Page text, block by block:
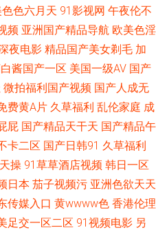
美女视频 免费一二三区 草草影院三
交 午夜影院欧美 www久草 国产A√
91网页免费入口 另类专区综合 超碰
啊v网站 久草色福利 欧美性爱做五
豆花91网 亚洲免费日批视频 www91
中文字幕日产av 国产深夜福利 香蕉
色六月天 91影视网 午夜伦不
频 亚洲国产精品导航 欧美色淫
夜电影 精品国产美女剃毛 加
酱国产一区 美国一级AV 国产
微拍福利国产视频 国产人成无
费黄A片 久草福利 乱伦家庭 成
屁 国产精品天干天 国产精品午
卡二区 国产日韩91 久草福利
操 91草草酒店视频 韩日一区
日本 茄子视频污 亚洲色欲天天
传媒入口 黄wwww色 香港伦理
足交一区二区 91视频电影 另